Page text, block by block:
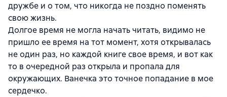
дружбе и о том, что никогда не поздно поменять
свою жизнь.
Долгое время не могла начать читать, видимо не
пришло ее время на тот момент, хотя открывалась
не один раз, но каждой книге свое время, и вот как
то в очередной раз открыла и пропала для
окружающих. Ванечка это точное попадание в мое
сердечко.